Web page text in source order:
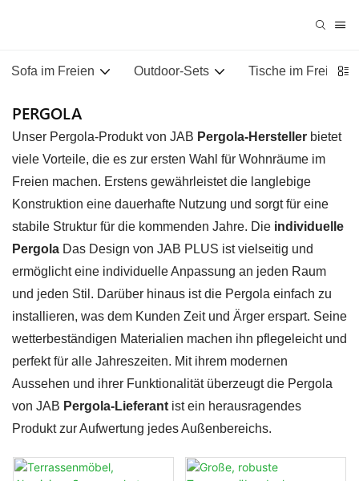
Sofa im Freien Outdoor-Sets Tische im Freien
PERGOLA
Unser Pergola-Produkt von JAB Pergola-Hersteller bietet
viele Vorteile, die es zur ersten Wahl für Wohnräume im
Freien machen. Erstens gewährleistet die langlebige
Konstruktion eine dauerhafte Nutzung und sorgt für eine
stabile Struktur für die kommenden Jahre. Die individuelle
Pergola Das Design von JAB PLUS ist vielseitig und
ermöglicht eine individuelle Anpassung an jeden Raum
und jeden Stil. Darüber hinaus ist die Pergola einfach zu
installieren, was dem Kunden Zeit und Ärger erspart. Seine
wetterbeständigen Materialien machen ihn pflegeleicht und
perfekt für alle Jahreszeiten. Mit ihrem modernen
Aussehen und ihrer Funktionalität überzeugt die Pergola
von JAB Pergola-Lieferant ist ein herausragendes
Produkt zur Aufwertung jedes Außenbereichs.